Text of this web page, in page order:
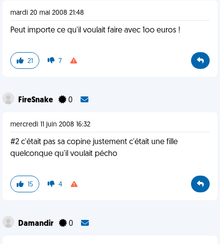
mardi 20 mai 2008 21:48
Peut importe ce qu'il voulait faire avec 1oo euros !
21 7
FireSnake 0
mercredi 11 juin 2008 16:32
#2 c'était pas sa copine justement c'était une fille
quelconque qu'il voulait pécho
15 4
Damandir 0